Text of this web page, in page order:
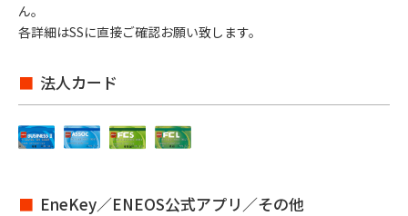
ん。
各詳細はSSに直接ご確認お願い致します。
法人カード
EneKey／ENEOS公式アプリ／その他